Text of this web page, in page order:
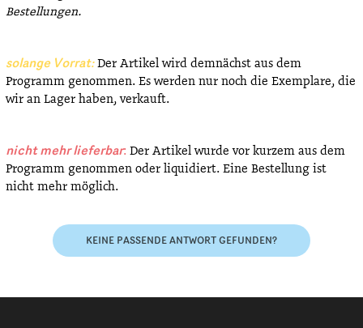
Bestellungen.
solange Vorrat:Der Artikel wird demnächst aus dem
Programm genommen. Es werden nur noch die Exemplare, die
wir an Lager haben, verkauft.
nicht mehr lieferbar: Der Artikel wurde vor kurzem aus dem
Programm genommen oder liquidiert. Eine Bestellung ist
nicht mehr möglich.
KEINE PASSENDE ANTWORT GEFUNDEN?